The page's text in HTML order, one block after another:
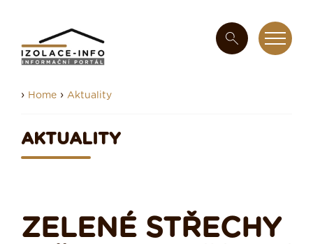
› Home › Aktuality
AKTUALITY
ZELENÉ STŘECHY